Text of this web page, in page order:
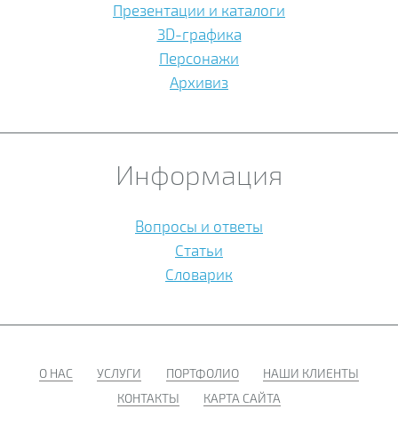
Презентации и каталоги
3D-графика
Персонажи
Архивиз
Информация
Вопросы и ответы
Статьи
Словарик
О НАС УСЛУГИ ПОРТФОЛИО
НАШИ КЛИЕНТЫ
КОНТАКТЫ
КАРТА САЙТА